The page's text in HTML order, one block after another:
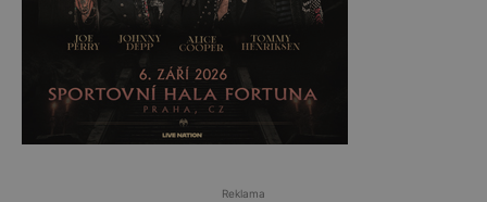
Reklama